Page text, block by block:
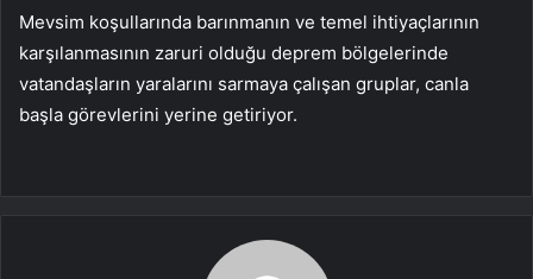
Mevsim koşullarında barınmanın ve temel ihtiyaçlarının
karşılanmasının zaruri olduğu deprem bölgelerinde
vatandaşların yaralarını sarmaya çalışan gruplar, canla
başla görevlerini yerine getiriyor.